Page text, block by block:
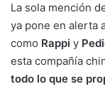
La sola mención
ya pone en alerta
como Rappi y
esta compañía
todo lo que se